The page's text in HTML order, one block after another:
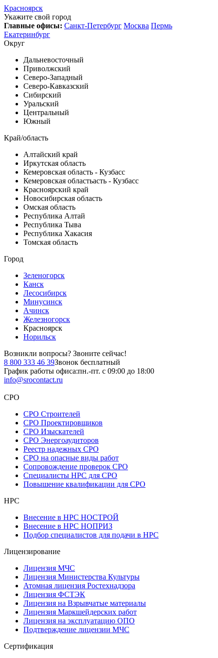
Красноярск
Укажите свой город
Главные офисы: Санкт-Петербург Москва Пермь
Екатеринбург
Округ
Дальневосточный
Приволжский
Северо-Западный
Северо-Кавказский
Сибирский
Уральский
Центральный
Южный
Край/область
Алтайский край
Иркутская область
Кемеровская область - Кузбасс
Кемеровская областьасть - Кузбасс
Красноярский край
Новосибирская область
Омская область
Республика Алтай
Республика Тыва
Республика Хакасия
Томская область
Город
Зеленогорск
Канск
Лесосибирск
Минусинск
Ачинск
Железногорск
Красноярск
Норильск
Возникли вопросы? Звоните сейчас!
8 800 333 46 39Звонок бесплатный
График работы офиса:пн.-пт. с 09:00 до 18:00
info@srocontact.ru
СРО
СРО Строителей
СРО Проектировщиков
СРО Изыскателей
СРО Энергоаудиторов
Реестр надежных СРО
СРО на опасные виды работ
Сопровождение проверок СРО
Специалисты НРС для СРО
Повышение квалификации для СРО
НРС
Внесение в НРС НОСТРОЙ
Внесение в НРС НОПРИЗ
Подбор специалистов для подачи в НРС
Лицензирование
Лицензия МЧС
Лицензия Министерства Культуры
Атомная лицензия Ростехнадзора
Лицензия ФСТЭК
Лицензия на Взрывчатые материалы
Лицензия Маркшейдерских работ
Лицензия на эксплуатацию ОПО
Подтверждение лицензии МЧС
Сертификация